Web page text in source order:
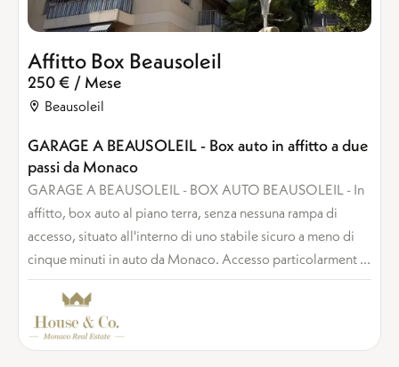
Affitto Box Beausoleil
250 € / Mese
Beausoleil
GARAGE A BEAUSOLEIL - Box auto in affitto a due
passi da Monaco
GARAGE A BEAUSOLEIL - BOX AUTO BEAUSOLEIL - In
affitto, box auto al piano terra, senza nessuna rampa di
accesso, situato all'interno di uno stabile sicuro a meno di
cinque minuti in auto da Monaco. Accesso particolarment ...